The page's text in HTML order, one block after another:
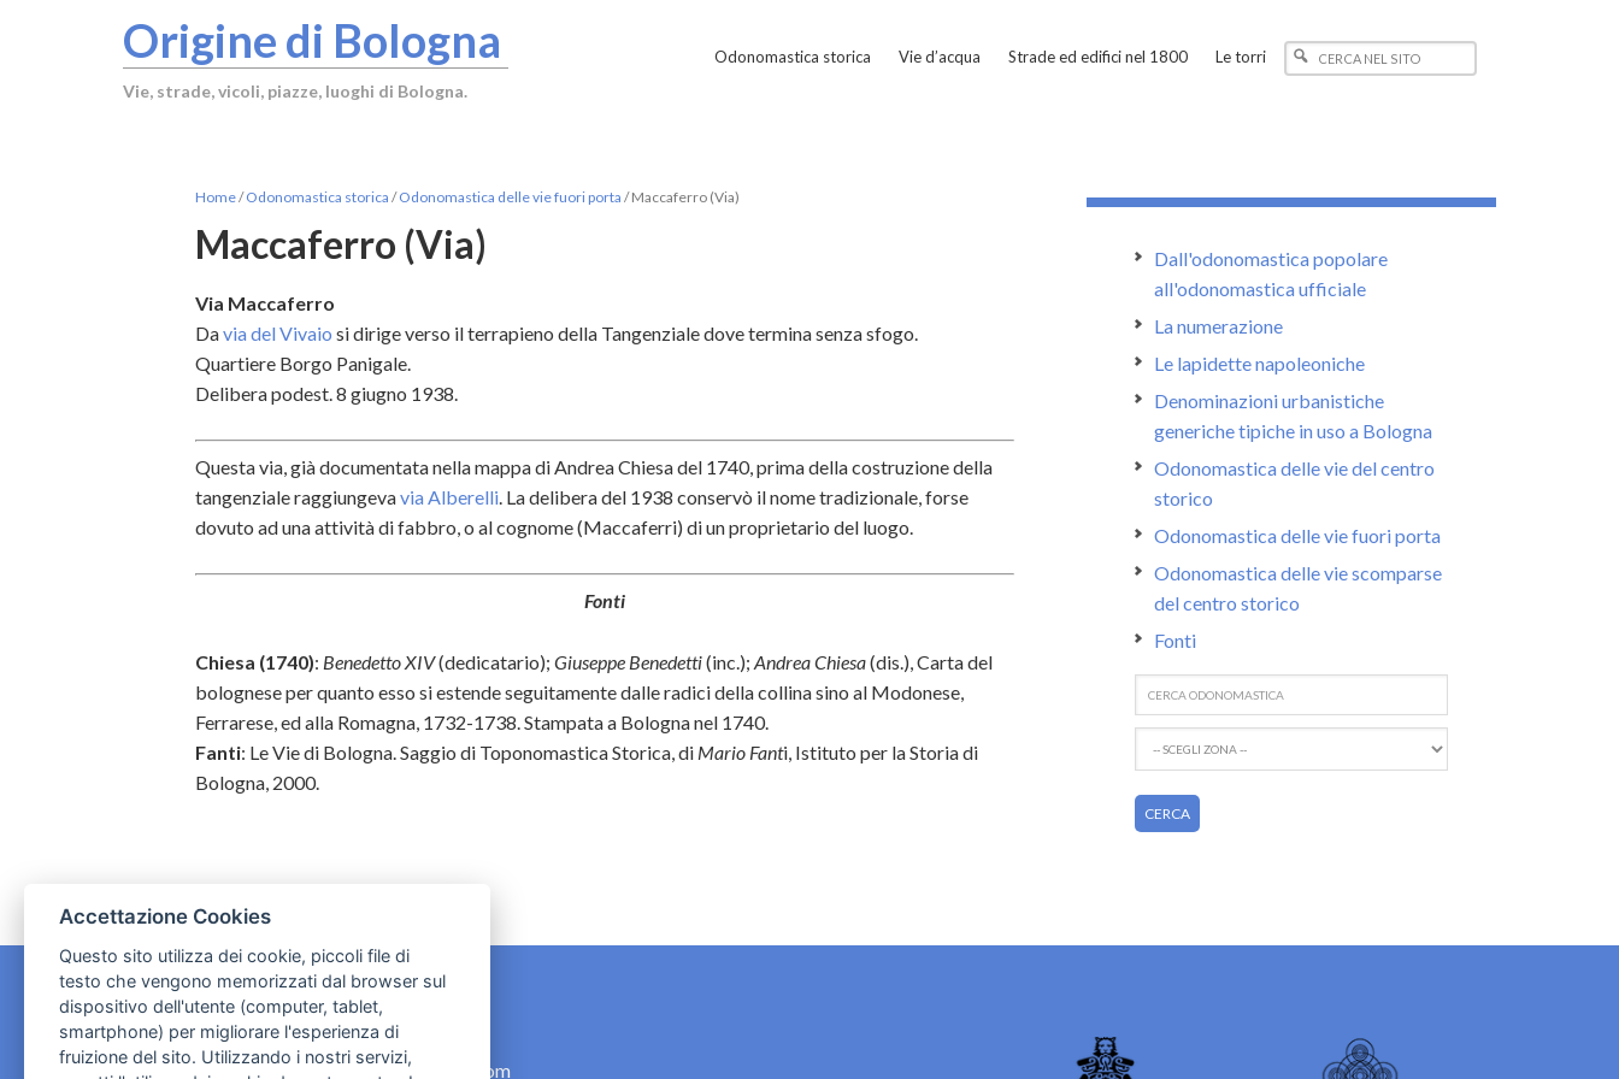
Origine di Bologna
Vie, strade, vicoli, piazze, luoghi di Bologna.
Odonomastica storica Vie d’acqua Strade ed edifici nel 1800 Le torri
Home/ Odonomastica storica / Odonomastica delle vie fuori porta /Maccaferro (Via)
Maccaferro (Via)
Via Maccaferro
Davia del Vivaio si dirige verso il terrapieno della Tangenziale dove termina senza sfogo.
Quartiere Borgo Panigale.
Delibera podest. 8 giugno 1938.
Questa via, già documentata nella mappa di Andrea Chiesa del 1740, prima della costruzione della
tangenziale raggiungevavia Alberelli. La delibera del 1938 conservò il nome tradizionale, forse
dovuto ad una attività di fabbro, o al cognome (Maccaferri) di un proprietario del luogo.
Fonti
Chiesa (1740): Benedetto XIV(dedicatario); Giuseppe Benedetti(inc.); Andrea Chiesa(dis.), Carta del
bolognese per quanto esso si estende seguitamente dalle radici della collina sino al Modonese,
Ferrarese, ed alla Romagna, 1732-1738. Stampata a Bologna nel 1740.
Fanti: Le Vie di Bologna. Saggio di Toponomastica Storica, di Mario Fanti, Istituto per la Storia di
Bologna, 2000.
Dall'odonomastica popolare
all'odonomastica ufficiale
La numerazione
Le lapidette napoleoniche
Denominazioni urbanistiche
generiche tipiche in uso a Bologna
Odonomastica delle vie del centro
storico
Odonomastica delle vie fuori porta
Odonomastica delle vie scomparse
del centro storico
Fonti
CONTATTI
contact.originebologna@gmail.com
Accettazione Cookies
Questo sito utilizza dei cookie, piccoli file di
testo che vengono memorizzati dal browser sul
dispositivo dell'utente (computer, tablet,
smartphone) per migliorare l'esperienza di
fruizione del sito. Utilizzando i nostri servizi,